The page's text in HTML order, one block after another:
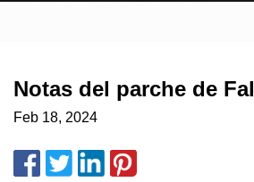
Notas del parche de
Feb 18, 2024